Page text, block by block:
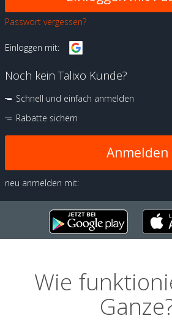
Passwort vergessen?
Einloggen mit:
Noch kein Talixo Kunde?
Schnell und einfach anmelden
Rabatte sichern
Anmelden
neu anmelden mit:
Wie